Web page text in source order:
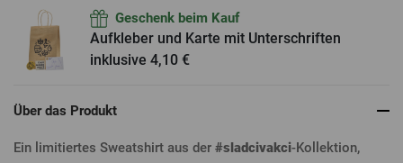
Geschenk beim Kauf
Aufkleber und Karte mit Unterschriften
inklusive 4,10 €
Über das Produkt
Ein limitiertes Sweatshirt aus der #sladcivakci-Kollektion,